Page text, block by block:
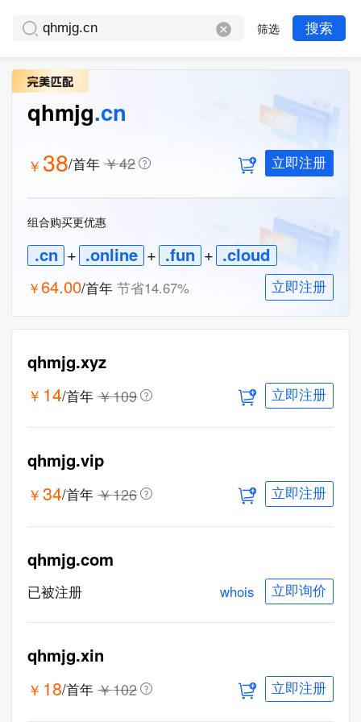
筛选 搜索
qhmjg.cn
￥ 38/首年 ￥42 立即注册
组合购买更优惠
.cn + .online + .fun + .cloud
￥64.00/首年 节省14.67% 立即注册
qhmjg.xyz
￥ 14/首年 ￥109 立即注册
qhmjg.vip
￥ 34/首年 ￥126 立即注册
qhmjg.com
已被注册 whois 立即询价
qhmjg.xin
￥ 18/首年 ￥102 立即注册